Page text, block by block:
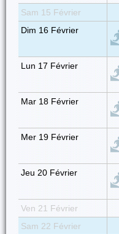
Sam 15 Février
Dim 16 Février
Lun 17 Février
Mar 18 Février
Mer 19 Février
Jeu 20 Février
Ven 21 Février
Sam 22 Février